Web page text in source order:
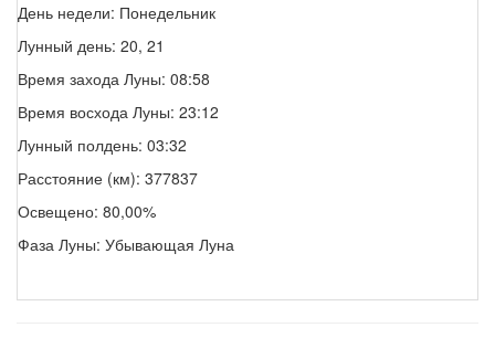
День недели: Понедельник
Лунный день: 20, 21
Время захода Луны: 08:58
Время восхода Луны: 23:12
Лунный полдень: 03:32
Расстояние (км): 377837
Освещено: 80,00%
Фаза Луны: Убывающая Луна